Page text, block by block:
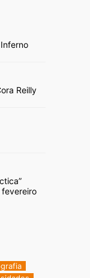
Reilly
fevereiro